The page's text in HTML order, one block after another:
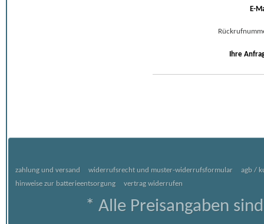
E-
Ihre
zahlung und versand widerrufsrecht und muster-widerrufsformular
agb /
hinweise zur batterieentsorgung
vertrag widerrufen
* Alle Preisangaben